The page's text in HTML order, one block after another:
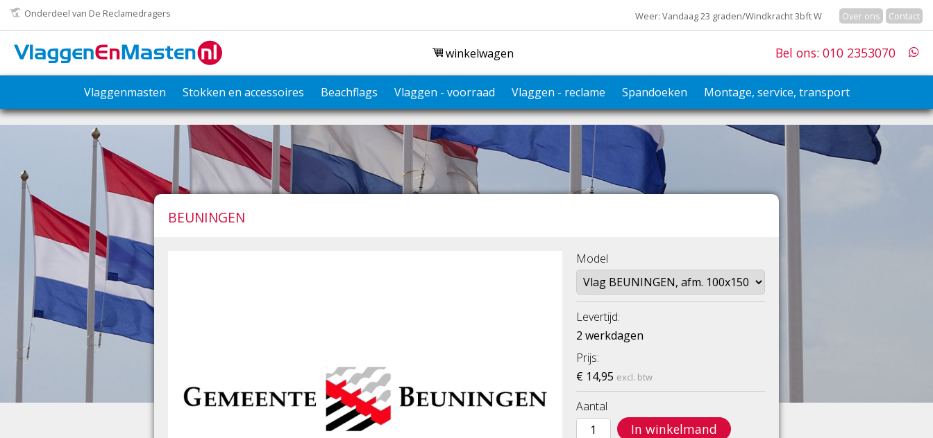
Onderdeel van De Reclamedragers Weer: Vandaag 23 graden/Windkracht 3bft W Over ons Contact
winkelwagen Bel ons: 010 2353070
Vlaggenmasten Stokken en accessoires Beachflags Vlaggen - voorraad Vlaggen - reclame Spandoeken Montage, service, transport
BEUNINGEN
Model
Levertijd:
2 werkdagen
Prijs:
€ 14,95 excl. btw
Aantal
In winkelmand